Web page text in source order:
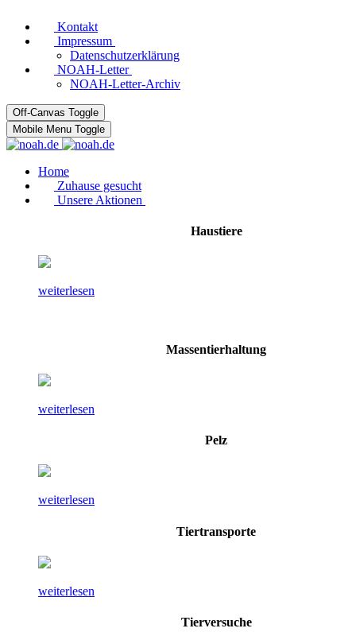
Kontakt
Impressum
Datenschutzerklärung
NOAH-Letter
NOAH-Letter-Archiv
Off-Canvas Toggle
Mobile Menu Toggle
Home
Zuhause gesucht
Unsere Aktionen
Haustiere
weiterlesen
Massentierhaltung
weiterlesen
Pelz
weiterlesen
Tiertransporte
weiterlesen
Tierversuche